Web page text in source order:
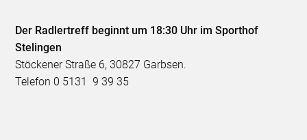
Der Radlertreff beginnt um 18:30 Uhr im Sporthof
Stelingen
Stöckener Straße 6, 30827 Garbsen.
Telefon 0 5131 9 39 35